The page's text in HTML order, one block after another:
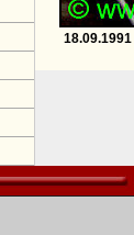
18.09.1991